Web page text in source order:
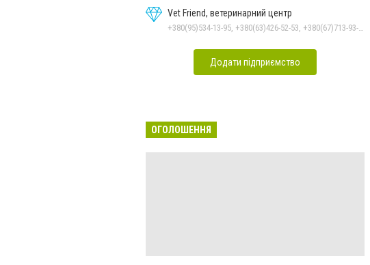
Vet Friend, ветеринарний центр
Додати підприємство
ОГОЛОШЕННЯ